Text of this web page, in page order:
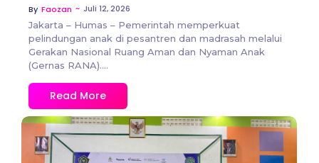
By Faozan ~ Juli 12, 2026
Jakarta – Humas – Pemerintah memperkuat
pelindungan anak di pesantren dan madrasah melalui
Gerakan Nasional Ruang Aman dan Nyaman Anak
(Gernas RANA)....
Read More